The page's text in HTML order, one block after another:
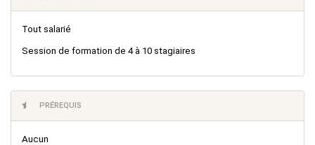
Tout salarié
Session de formation de 4 à 10 stagiaires
PRÉREQUIS
Aucun